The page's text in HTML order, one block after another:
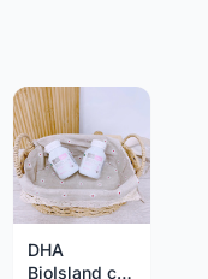
DHA
BioIsland cho